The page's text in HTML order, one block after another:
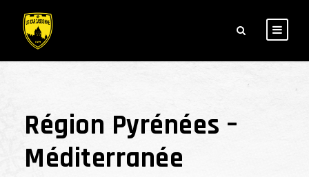
Région Pyrénées –
Méditerranée